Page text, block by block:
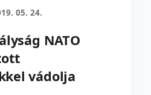
05. 24.
NATO
vádolja